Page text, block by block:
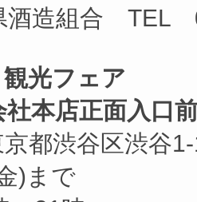
酒造組合 TEL
光フェア
社本店正面入口
都渋谷区渋谷
)まで